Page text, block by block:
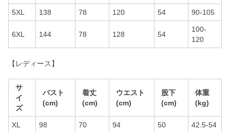
5XL 138 78 120 54 90-105
6XL 144 78 128 54
100-
120
【レディース】
サ
イ
ズ
バスト
(cm)
着丈
(cm)
ウエスト
(cm)
股下
(cm)
体重
(kg)
XL 98 70 94 50 42.5-54